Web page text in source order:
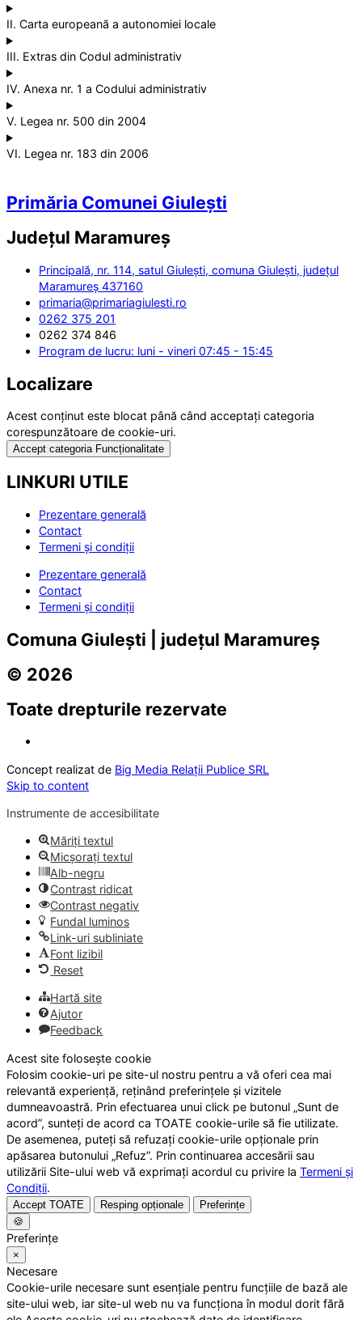
II. Carta europeană a autonomiei locale
III. Extras din Codul administrativ
IV. Anexa nr. 1 a Codului administrativ
V. Legea nr. 500 din 2004
VI. Legea nr. 183 din 2006
Primăria Comunei Giulești
Județul Maramureș
Principală, nr. 114, satul Giulești, comuna Giulești, județul
Maramureș 437160
primaria@primariagiulesti.ro
0262 375 201
0262 374 846
Program de lucru: luni - vineri 07:45 - 15:45
Localizare
Acest conținut este blocat până când acceptați categoria
corespunzătoare de cookie-uri.
Accept categoria Funcționalitate
LINKURI UTILE
Prezentare generală
Contact
Termeni și condiții
Prezentare generală
Contact
Termeni și condiții
Comuna Giulești | județul Maramureș
© 2026
Toate drepturile rezervate
Concept realizat de Big Media Relații Publice SRL
Skip to content
Instrumente de accesibilitate
Măriți textul
Micșorați textul
Alb-negru
Contrast ridicat
Contrast negativ
Fundal luminos
Link-uri subliniate
Font lizibil
Reset
Hartă site
Ajutor
Feedback
Acest site folosește cookie
Folosim cookie-uri pe site-ul nostru pentru a vă oferi cea mai
relevantă experiență, reținând preferințele și vizitele
dumneavoastră. Prin efectuarea unui click pe butonul „Sunt de
acord”, sunteți de acord ca TOATE cookie-urile să fie utilizate.
De asemenea, puteți să refuzați cookie-urile opționale prin
apăsarea butonului „Refuz”. Prin continuarea accesării sau
utilizării Site-ului web vă exprimați acordul cu privire la Termeni și
Condiții.
Accept TOATE Resping opționale
Preferințe
🍪
Preferințe
×
Necesare
Cookie-urile necesare sunt esențiale pentru funcțiile de bază ale
site-ului web, iar site-ul web nu va funcționa în modul dorit fără